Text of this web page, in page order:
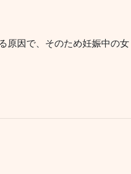
原因で、そのため妊娠中の女